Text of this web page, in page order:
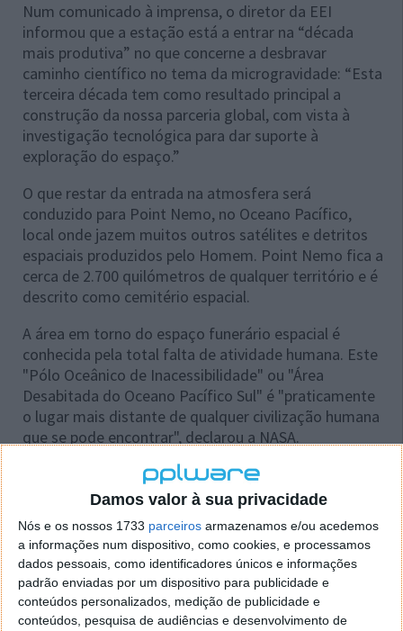
Damos valor à sua privacidade
Nós e os nossos 1733 parceiros armazenamos e/ou acedemos
a informações num dispositivo, como cookies, e processamos
dados pessoais, como identificadores únicos e informações
padrão enviadas por um dispositivo para publicidade e
conteúdos personalizados, medição de publicidade e
conteúdos, pesquisa de audiências e desenvolvimento de
Num comunicado à imprensa, o diretor da EEI
informou que a estação está a entrar na “década
mais produtiva” no que concerne a desbravar
caminho científico no tema da microgravidade: “Esta
terceira década tem como resultado principal a
construção da nossa parceria global, com vista à
investigação tecnológica para dar suporte à
exploração do espaço.”
O que restar da entrada na atmosfera será
conduzido para Point Nemo, no Oceano Pacífico,
local onde jazem muitos outros satélites e detritos
espaciais produzidos pelo Homem. Point Nemo fica a
cerca de 2.700 quilómetros de qualquer território e é
descrito como cemitério espacial.
A área em torno do espaço funerário espacial é
conhecida pela total falta de atividade humana. Este
"Pólo Oceânico de Inacessibilidade" ou "Área
Desabitada do Oceano Pacífico Sul" é "praticamente
o lugar mais distante de qualquer civilização humana
que se pode encontrar", declarou a NASA.
Desde 1971, pelo menos cinco objetos espaciais de
origem russa e norte-americana foram mergulhados
em Point Nemo, ao abrigo da lei sobre o impacto
ambiental do cemitério espacial.
Espera-se que a EEI se incendeie quando cruzar a
atmosfera terrestre, à semelhança da Mir, a estação
espacial russa retirada do espaço em março de 2001.